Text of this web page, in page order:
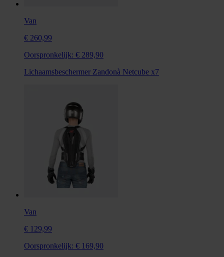
Van
€ 260,99
Oorspronkelijk: € 289,90
Lichaamsbeschermer Zandonà Netcube x7
Van
€ 129,99
Oorspronkelijk: € 169,90